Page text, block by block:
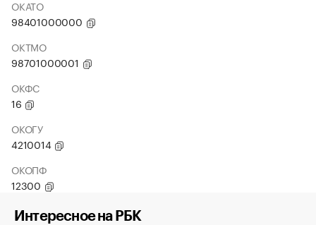
ОКАТО
98401000000
ОКТМО
98701000001
ОКФС
16
ОКОГУ
4210014
ОКОПФ
12300
Интересное на РБК